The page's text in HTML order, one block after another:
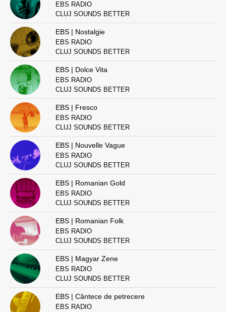
EBS RADIO
CLUJ SOUNDS BETTER
EBS | Nostalgie
EBS RADIO
CLUJ SOUNDS BETTER
EBS | Dolce Vita
EBS RADIO
CLUJ SOUNDS BETTER
EBS | Fresco
EBS RADIO
CLUJ SOUNDS BETTER
EBS | Nouvelle Vague
EBS RADIO
CLUJ SOUNDS BETTER
EBS | Romanian Gold
EBS RADIO
CLUJ SOUNDS BETTER
EBS | Romanian Folk
EBS RADIO
CLUJ SOUNDS BETTER
EBS | Magyar Zene
EBS RADIO
CLUJ SOUNDS BETTER
EBS | Cântece de petrecere
EBS RADIO